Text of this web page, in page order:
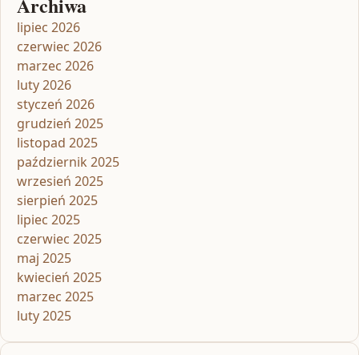
lipiec 2026
czerwiec 2026
marzec 2026
luty 2026
styczeń 2026
grudzień 2025
listopad 2025
październik 2025
wrzesień 2025
sierpień 2025
lipiec 2025
czerwiec 2025
maj 2025
kwiecień 2025
marzec 2025
luty 2025